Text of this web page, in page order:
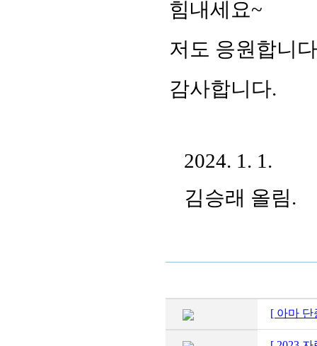
힘내세요~
저도 응원합니
감사합니다.
2024. 1. 1.
김승래 올림.
[ 아마 단